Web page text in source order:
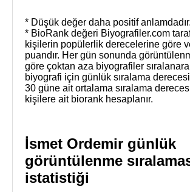
* Düşük değer daha positif anlamdadır.
* BioRank değeri Biyografiler.com
kişilerin popülerlik derecelerine göre
puandır. Her gün sonunda
göre çoktan aza biyografiler
biyografi için günlük sıralama
30 güne ait ortalama sıralama
kişilere ait biorank hesaplanır.
İsmet Ordemir günlük
görüntülenme
istatistiği